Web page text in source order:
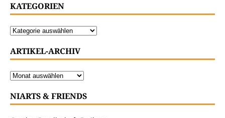
KATEGORIEN
ARTIKEL-ARCHIV
NIARTS & FRIENDS